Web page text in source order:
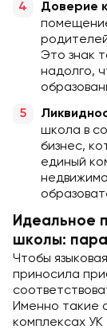
Доверие
Это знак
надолго,
школа в
бизнес,
единый
Идеальное
школы:
Чтобы
приносила
Именно такие
комплексах